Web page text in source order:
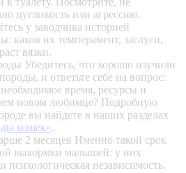
пугливость или агрессию.
у заводчика историей
каков их темперамент, заслуги,
вязки.
Убедитесь, что хорошо изучили
и ответьте себе на вопрос:
время, ресурсы и
новом любимце? Подробную
вы найдете в наших разделах
кошек».
2 месяцев Именно такой срок
выкормки малышей: у них
независимость.